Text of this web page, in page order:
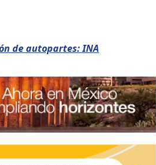
de autopartes: INA